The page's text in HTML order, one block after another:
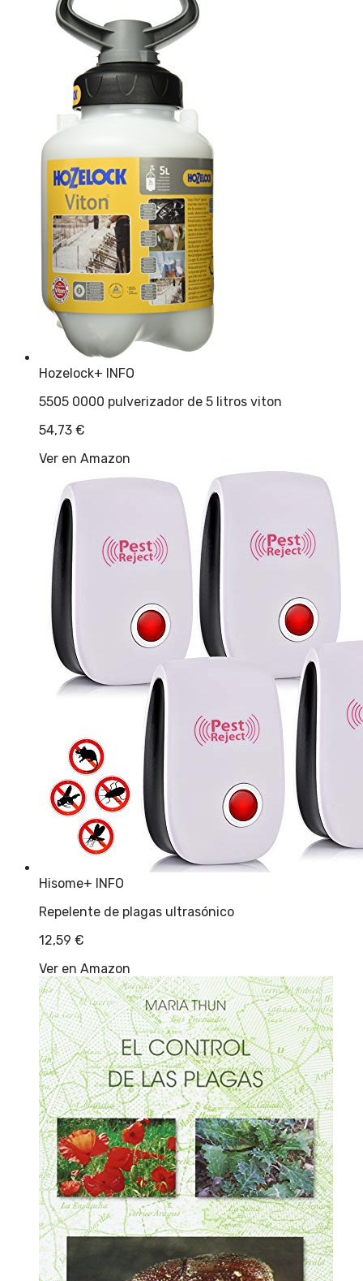
Hozelock+ INFO
5505 0000 pulverizador de 5 litros viton
54,73 €
Ver en Amazon
Hisome+ INFO
Repelente de plagas ultrasónico
12,59 €
Ver en Amazon